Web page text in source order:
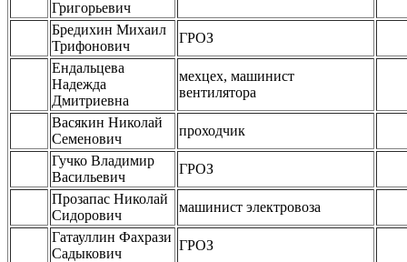
Григорьевич
Бредихин Михаил
Трифонович
ГРОЗ
Ендальцева
Надежда
Дмитриевна
мехцех, машинист
вентилятора
Васякин Николай
Семенович
проходчик
Гучко Владимир
Васильевич
ГРОЗ
Прозапас Николай
Сидорович
машинист электровоза
Гатауллин Фахрази
Садыкович
ГРОЗ